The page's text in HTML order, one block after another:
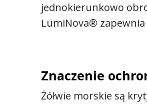
jednokierunkowo
LumiNova®
Znaczenie
Żółwie morskie są